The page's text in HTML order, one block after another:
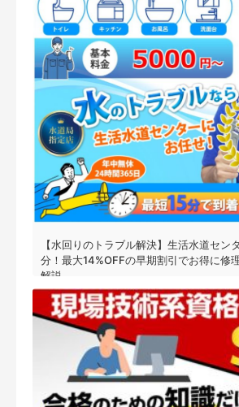
【水回りのトラブル解決】生活水道セン
分！最大14%OFFの早期割引でお得に修
解説